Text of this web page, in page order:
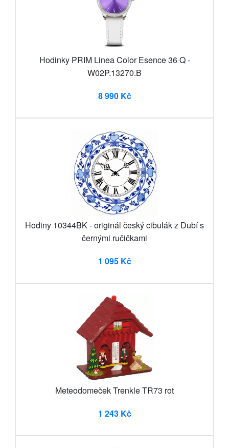
Hodinky PRIM Linea Color Esence 36 Q -
W02P.13270.B
8 990 Kč
Hodiny 10344BK - originál český cibulák z Dubí s
černými ručičkami
1 095 Kč
Meteodomeček Trenkle TR73 rot
1 243 Kč